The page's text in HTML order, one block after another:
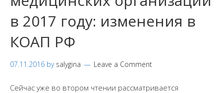
в 2017 году: изменения в
КОАП РФ
07.11.2016 by salygina Leave a Comment
Сейчас уже во втором чтении рассматривается